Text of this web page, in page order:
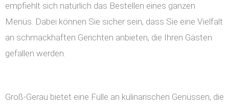
empfiehlt sich natürlich das Bestellen eines ganzen
Menüs. Dabei können Sie sicher sein, dass Sie eine Vielfalt
an schmackhaften Gerichten anbieten, die Ihren Gästen
gefallen werden.
Groß-Gerau bietet eine Fülle an kulinarischen Genüssen, die